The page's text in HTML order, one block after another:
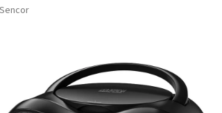
Sencor